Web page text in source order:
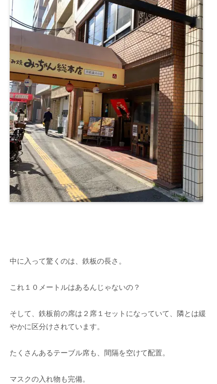
中に入って驚くのは、鉄板の長さ。
これ１０メートルはあるんじゃないの？
そして、鉄板前の席は２席１セットになっていて、隣とは緩
やかに区分けされています。
たくさんあるテーブル席も、間隔を空けて配置。
マスクの入れ物も完備。